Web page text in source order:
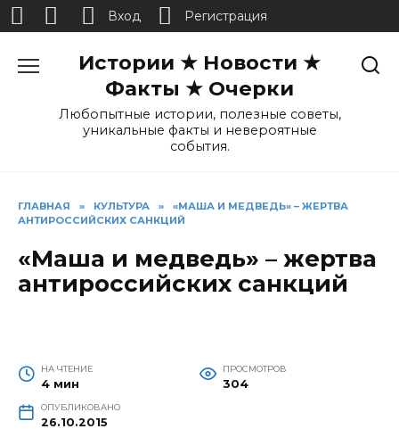
Истории ★ Новости ★
Факты ★ Очерки
Любопытные истории, полезные советы,
уникальные факты и невероятные
события.
ГЛАВНАЯ » КУЛЬТУРА »
«МАША И МЕДВЕДЬ» – ЖЕРТВА
АНТИРОССИЙСКИХ САНКЦИЙ
«Маша и медведь» – жертва
антироссийских санкций
НА ЧТЕНИЕ
4 мин
ПРОСМОТРОВ
304
ОПУБЛИКОВАНО
26.10.2015
Вход Регистрация